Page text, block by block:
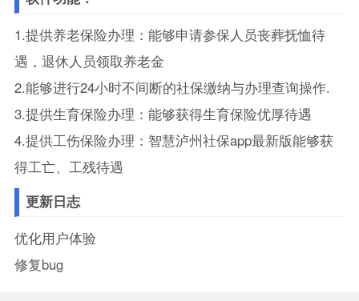
1.提供养老保险办理：能够申请参保人员丧葬抚恤待
遇，退休人员领取养老金
2.能够进行24小时不间断的社保缴纳与办理查询操作.
3.提供生育保险办理：能够获得生育保险优厚待遇
4.提供工伤保险办理：智慧泸州社保app最新版能够获
得工亡、工残待遇
更新日志
优化用户体验
修复bug